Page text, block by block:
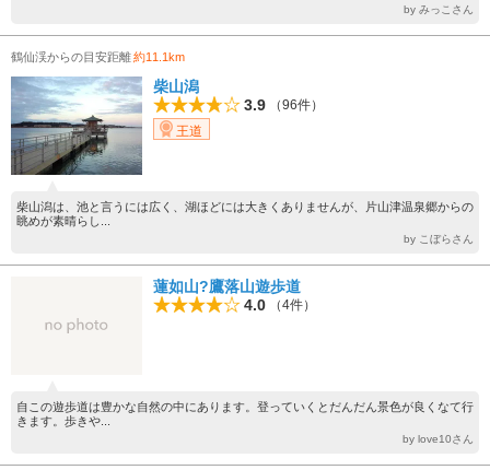
by みっこさん
鶴仙渓からの目安距離約11.1km
柴山潟
3.9
（96件）
王道
柴山潟は、池と言うには広く、湖ほどには大きくありませんが、片山津温泉郷からの
眺めが素晴らし...
by こぼらさん
蓮如山?鷹落山遊歩道
4.0
（4件）
自この遊歩道は豊かな自然の中にあります。登っていくとだんだん景色が良くなて行
きます。歩きや...
by love10さん